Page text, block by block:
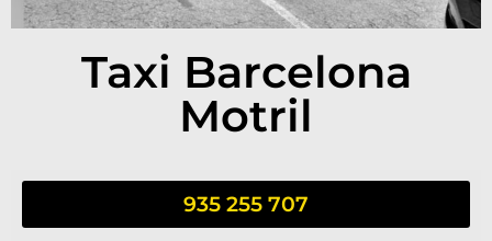
Taxi Barcelona
Motril
935 255 707